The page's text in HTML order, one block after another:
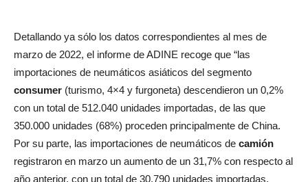
Detallando ya sólo los datos correspondientes al mes de
marzo de 2022, el informe de ADINE recoge que “las
importaciones de neumáticos asiáticos del segmento
consumer (turismo, 4×4 y furgoneta) descendieron un 0,2%
con un total de 512.040 unidades importadas, de las que
350.000 unidades (68%) proceden principalmente de China.
Por su parte, las importaciones de neumáticos de camión
registraron en marzo un aumento de un 31,7% con respecto al
año anterior, con un total de 30.790 unidades importadas,